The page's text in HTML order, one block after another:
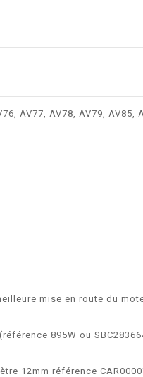
AV77, AV78, AV79, AV85,
mise en route du
895W ou
12mm référence